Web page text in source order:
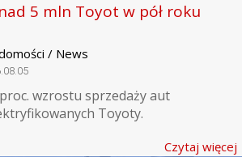
5 mln Toyot w pół roku
/ News
wzrostu sprzedaży aut
Toyoty.
Czytaj więcej